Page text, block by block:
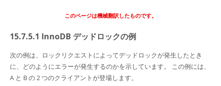
More
MySQL.com
このページは機械翻訳したものです。
15.7.5.1 InnoDB デッドロックの例
次の例は、ロックリクエストによってデッドロックが発生したとき
に、どのようにエラーが発生するのかを示しています。 この例には、
A と B の 2 つのクライアントが登場します。